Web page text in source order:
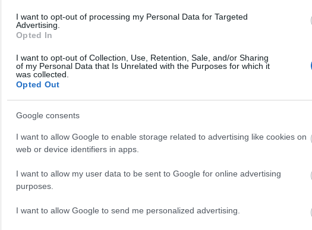
I want to opt-out of processing my Personal Data for Targeted
Advertising.
Opted In
I want to opt-out of Collection, Use, Retention, Sale, and/or Sharing
of my Personal Data that Is Unrelated with the Purposes for which it
was collected.
Opted Out
Google consents
I want to allow Google to enable storage related to advertising like cookies on
web or device identifiers in apps.
I want to allow my user data to be sent to Google for online advertising
purposes.
I want to allow Google to send me personalized advertising.
első
esély